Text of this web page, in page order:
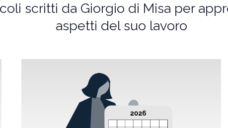
scritti da Giorgio di Misa per
aspetti del suo lavoro